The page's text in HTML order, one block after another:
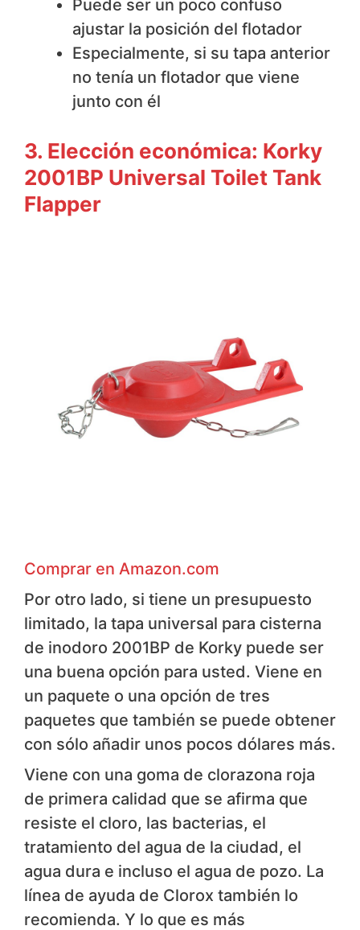
Puede ser un poco confuso
ajustar la posición del flotador
Especialmente, si su tapa anterior
no tenía un flotador que viene
junto con él
3. Elección económica: Korky
2001BP Universal Toilet Tank
Flapper
Comprar en Amazon.com
Por otro lado, si tiene un presupuesto
limitado, la tapa universal para cisterna
de inodoro 2001BP de Korky puede ser
una buena opción para usted. Viene en
un paquete o una opción de tres
paquetes que también se puede obtener
con sólo añadir unos pocos dólares más.
Viene con una goma de clorazona roja
de primera calidad que se afirma que
resiste el cloro, las bacterias, el
tratamiento del agua de la ciudad, el
agua dura e incluso el agua de pozo. La
línea de ayuda de Clorox también lo
recomienda. Y lo que es más